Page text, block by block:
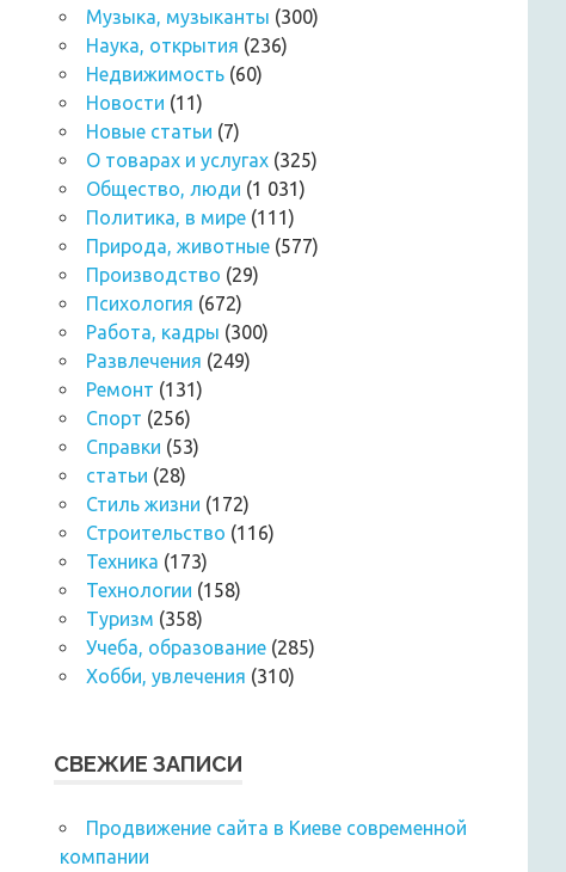
Музыка, музыканты (300)
Наука, открытия (236)
Недвижимость (60)
Новости (11)
Новые статьи (7)
О товарах и услугах (325)
Общество, люди (1 031)
Политика, в мире (111)
Природа, животные (577)
Производство (29)
Психология (672)
Работа, кадры (300)
Развлечения (249)
Ремонт (131)
Спорт (256)
Справки (53)
статьи (28)
Стиль жизни (172)
Строительство (116)
Техника (173)
Технологии (158)
Туризм (358)
Учеба, образование (285)
Хобби, увлечения (310)
СВЕЖИЕ ЗАПИСИ
Продвижение сайта в Киеве современной
компании